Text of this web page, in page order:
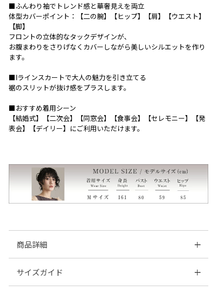
■ふんわり袖でトレンド感と華奢見えを両立
体型カバーポイント：【二の腕】【ヒップ】【肩】【ウエスト】
【脚】
フロントの立体的なタックデザインが、
お腹まわりをさりげなくカバーしながら美しいシルエットを作り
ます。
■Iラインスカートで大人の魅力を引き立てる
裾のスリットが抜け感をプラスします。
■おすすめ着用シーン
【結婚式】【二次会】【同窓会】【食事会】【セレモニー】【発
表会】【デイリー】にご利用いただけます。
商品詳細
■素材：表地：ポリエステル100％
ヨーク・袖：ポリエステル100％
サイズガイド